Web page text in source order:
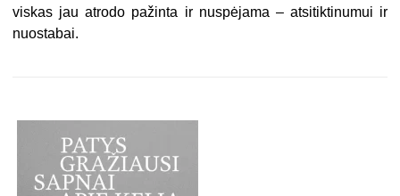
viskas jau atrodo pažinta ir nuspėjama – atsitiktinumui ir
nuostabai.